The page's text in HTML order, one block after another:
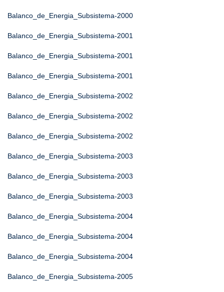
Balanco_de_Energia_Subsistema-2000
Balanco_de_Energia_Subsistema-2001
Balanco_de_Energia_Subsistema-2001
Balanco_de_Energia_Subsistema-2001
Balanco_de_Energia_Subsistema-2002
Balanco_de_Energia_Subsistema-2002
Balanco_de_Energia_Subsistema-2002
Balanco_de_Energia_Subsistema-2003
Balanco_de_Energia_Subsistema-2003
Balanco_de_Energia_Subsistema-2003
Balanco_de_Energia_Subsistema-2004
Balanco_de_Energia_Subsistema-2004
Balanco_de_Energia_Subsistema-2004
Balanco_de_Energia_Subsistema-2005